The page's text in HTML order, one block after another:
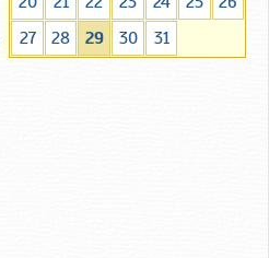
27
28 29 30 31